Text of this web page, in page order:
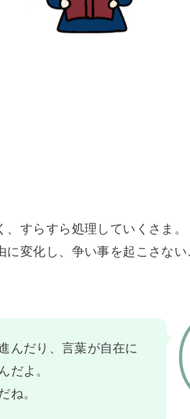
すらすら処理していくさま。
変化し、争い事を起こさない
んだり、言葉が自在に
だよ。
ね。